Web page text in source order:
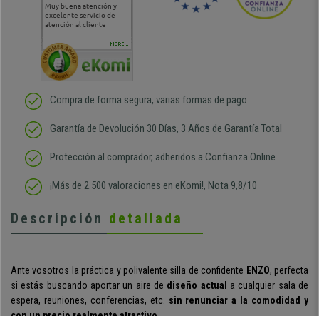
Muy buena atención y
excelente servicio de
atención al cliente
Muy buena atención de
cara al asesoramiento
Si estoy contento
MORE...
Compra de forma segura, varias formas de pago
Garantía de Devolución 30 Días, 3 Años de Garantía Total
Protección al comprador, adheridos a Confianza Online
¡Más de 2.500 valoraciones en eKomi!, Nota 9,8/10
Descripción detallada
Ante vosotros la práctica y polivalente silla de confidente ENZO, perfecta
si estás buscando aportar un aire de diseño actual
a cualquier sala de
espera, reuniones, conferencias, etc. sin renunciar a la comodidad y